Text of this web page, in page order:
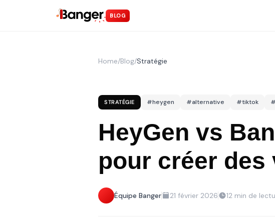
BLOG
Home/Blog/Stratégie
STRATÉGIE #heygen #alternative #tiktok
HeyGen vs
pour créer des
Équipe Banger 21 février 2026 12 min de